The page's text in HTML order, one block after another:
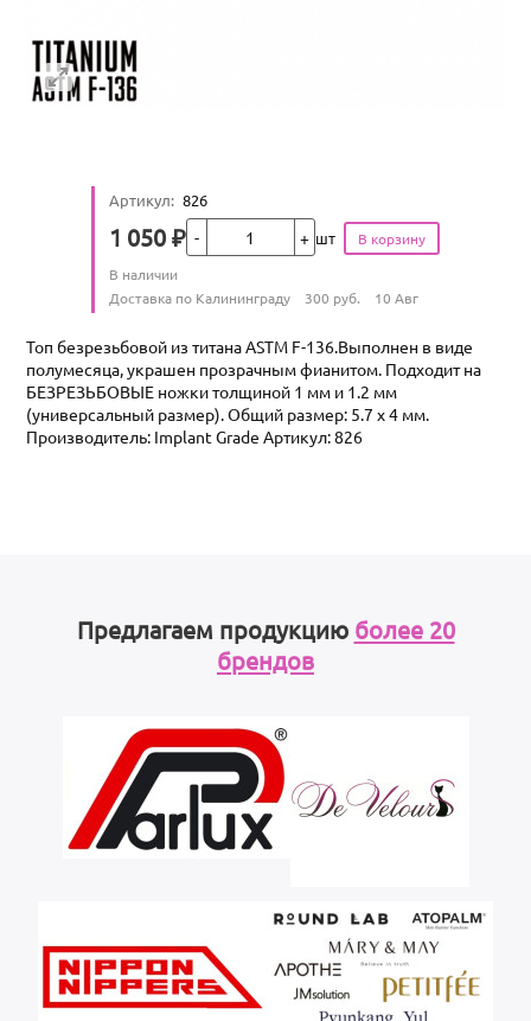
Артикул: 826
Цена
1 050 ₽Кол-во шт
Количество
В наличии
Условия доставки
Доставка по Калининграду 300 руб. 10 Авг
Топ безрезьбовой из титана ASTM F-136.Выполнен в виде
полумесяца, украшен прозрачным фианитом. Подходит на
БЕЗРЕЗЬБОВЫЕ ножки толщиной 1 мм и 1.2 мм
(универсальный размер). Общий размер: 5.7 х 4 мм.
Производитель: Implant Grade Артикул: 826
Предлагаем продукцию более 20
брендов